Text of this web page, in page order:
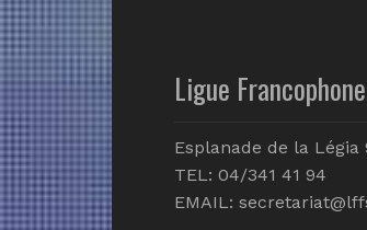
Ligue
Esplanade de la Légia
TEL: 04/341 41 94
EMAIL: